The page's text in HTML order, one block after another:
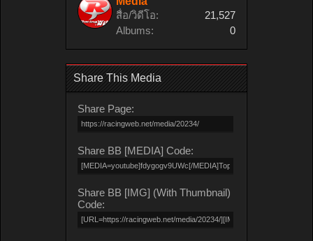
สื่อ/วิดีโอ:
21,527
Albums:
0
Share This Media
Share Page:
Share BB [MEDIA] Code:
Share BB [IMG] (With Thumbnail)
Code: